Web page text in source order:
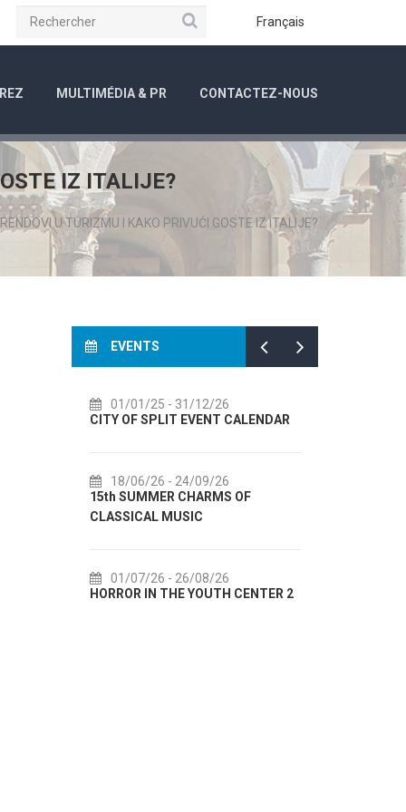
Français
Rechercher
MULTIMÉDIA & PR CONTACTEZ-NOUS
IZ ITALIJE?
U TURIZMU I KAKO PRIVUĆI GOSTE IZ ITALIJE?
EVENTS
01/01/25 - 31/12/26
CITY OF SPLIT EVENT CALENDAR
18/06/26 - 24/09/26
15th SUMMER CHARMS OF
CLASSICAL MUSIC
01/07/26 - 26/08/26
HORROR IN THE YOUTH CENTER 2